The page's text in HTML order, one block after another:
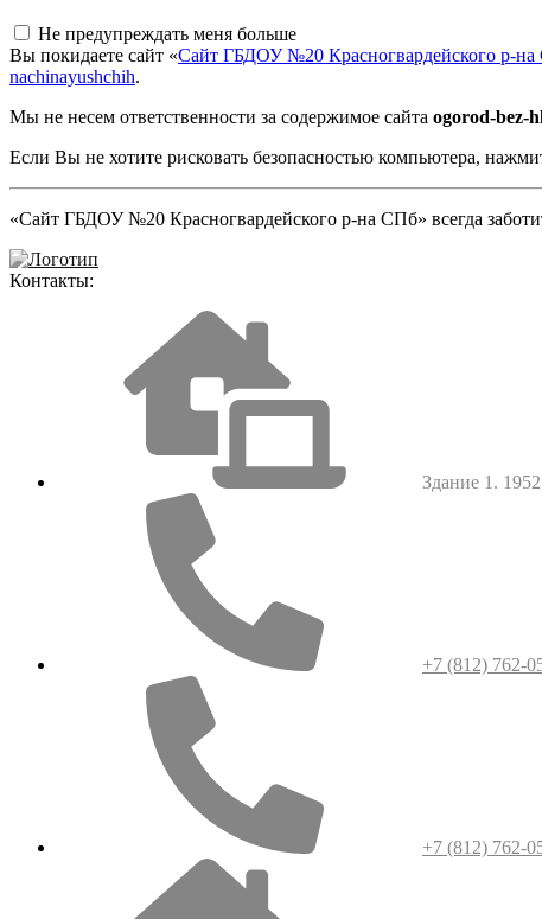
Не предупреждать меня больше
Вы покидаете сайт «Сайт ГБДОУ №20 Красногвардейского р-
nachinayushchih.
Мы не несем ответственности за содержимое сайта ogorod-bez-
Если Вы не хотите рисковать безопасностью компьютера,
«Сайт ГБДОУ №20 Красногвардейского р-на СПб» всегда
Контакты:
Здание 1.
+7 (812) 762-
+7 (812) 762-